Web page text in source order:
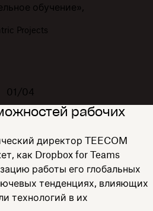
обучение»,
Projects
01/04
рабочих
директор TEECOM
как Dropbox for Teams
работы его глобальных
тенденциях, влияющих
технологий в их